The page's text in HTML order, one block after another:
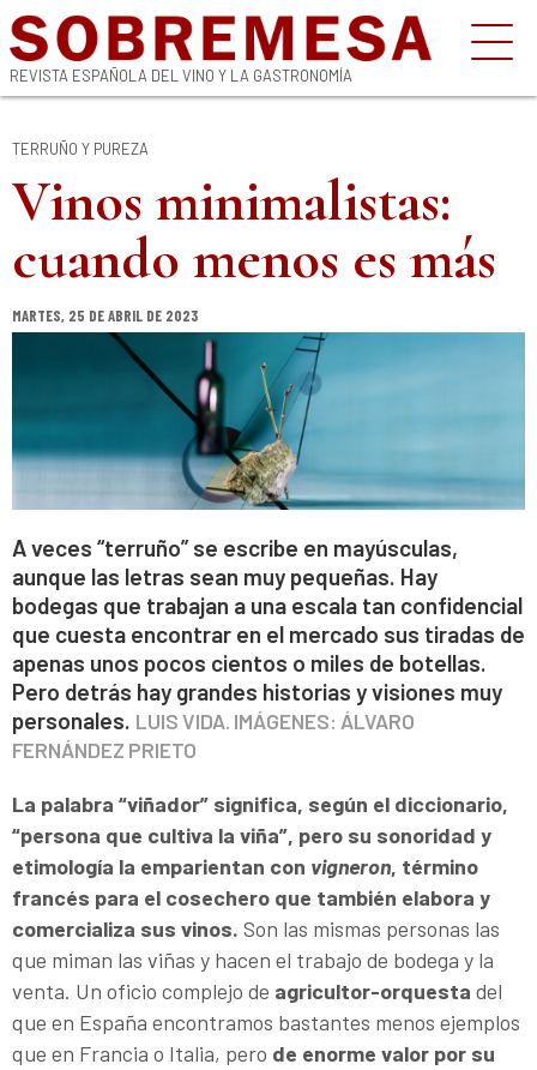
REVISTA ESPAÑOLA DEL VINO Y LA GASTRONOMÍA
TERRUÑO Y PUREZA
Vinos minimalistas:
cuando menos es más
MARTES, 25 DE ABRIL DE 2023
A veces “terruño” se escribe en mayúsculas,
aunque las letras sean muy pequeñas. Hay
bodegas que trabajan a una escala tan confidencial
que cuesta encontrar en el mercado sus tiradas de
apenas unos pocos cientos o miles de botellas.
Pero detrás hay grandes historias y visiones muy
personales. LUIS VIDA. IMÁGENES: ÁLVARO
FERNÁNDEZ PRIETO
La palabra “viñador” significa, según el diccionario,
“persona que cultiva la viña”, pero su sonoridad y
etimología la emparientan con vigneron, término
francés para el cosechero que también elabora y
comercializa sus vinos. Son las mismas personas las
que miman las viñas y hacen el trabajo de bodega y la
venta. Un oficio complejo de agricultor-orquesta del
que en España encontramos bastantes menos ejemplos
que en Francia o Italia, pero de enorme valor por su